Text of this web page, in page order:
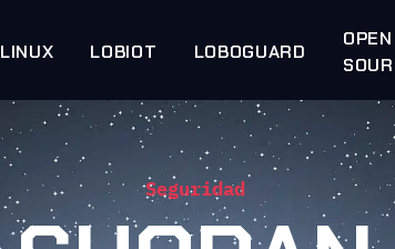
LINUX LOBIOT LOBOGUARD
OPEN
Seguridad